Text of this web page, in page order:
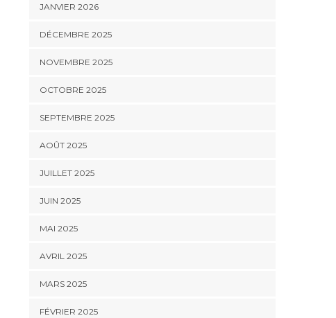
JANVIER 2026
DÉCEMBRE 2025
NOVEMBRE 2025
OCTOBRE 2025
SEPTEMBRE 2025
AOÛT 2025
JUILLET 2025
JUIN 2025
MAI 2025
AVRIL 2025
MARS 2025
FÉVRIER 2025